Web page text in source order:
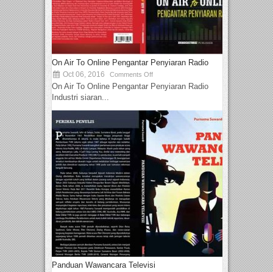
On Air To Online Pengantar Penyiaran Radio
Oct 06, 2016 Comments Off
On Air To Online Pengantar Penyiaran Radio
Industri siaran...
Panduan Wawancara Televisi